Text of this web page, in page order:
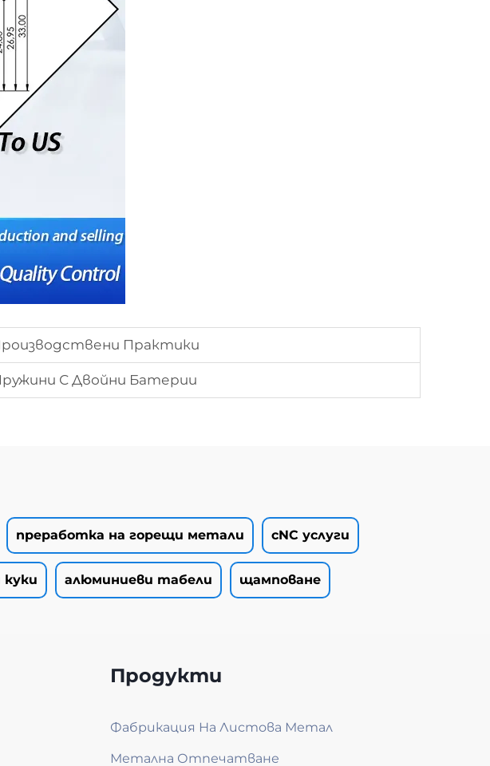
Практики
С Двойни Батерии
преработка на горещи метали cNC услуги
алюминиеви табели щамповане
Продукти
Фабрикация На Листова Метал
Метална Отпечатване